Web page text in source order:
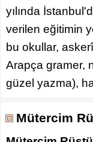
yılında
verilen eğitimin
bu okullar,
Arapça gramer,
güzel yazma),
Mütercim